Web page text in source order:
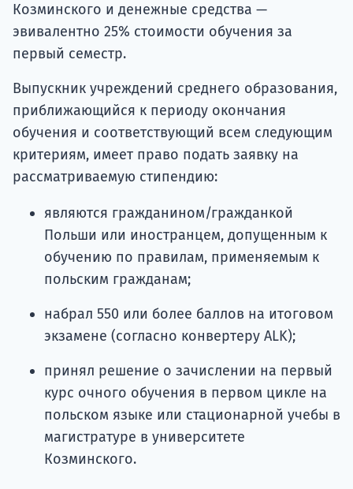
Козминского и денежные средства —
эвивалентно 25% стоимости обучения за
первый семестр.
Выпускник учреждений среднего образования,
приближающийся к периоду окончания
обучения и соответствующий всем следующим
критериям, имеет право подать заявку на
рассматриваемую стипендию:
являются гражданином/гражданкой
Польши или иностранцем, допущенным к
обучению по правилам, применяемым к
польским гражданам;
набрал 550 или более баллов на итоговом
экзамене (согласно конвертеру ALK);
принял решение о зачислении на первый
курс очного обучения в первом цикле на
польском языке или стационарной учебы в
магистратуре в университете
Козминского.